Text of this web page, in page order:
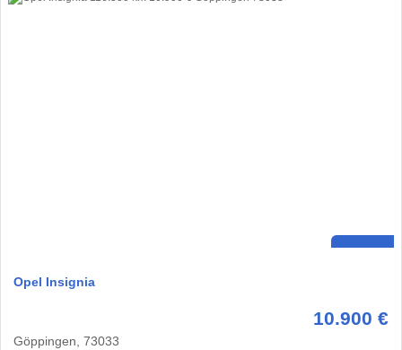
Opel Insignia
10.900 €
Göppingen, 73033